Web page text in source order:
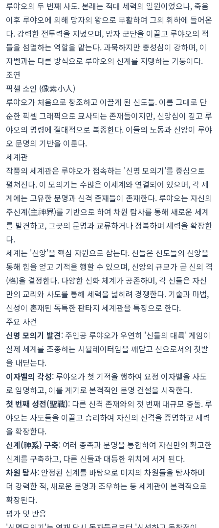
루야오의 두 번째 사도. 본래는 적대 세력의 일원이었으나, 죽음
이후 루야오에 의해 망자의 왕으로 부활하여 그의 휘하에 들어온
다. 강력한 전투력을 지녔으며, 망자 군단을 이끌고 루야오의 적
들을 섬멸하는 역할을 맡는다. 과묵하지만 충성심이 강하며, 이
자벨과는 다른 방식으로 루야오의 신계를 지탱하는 기둥이다.
조연
픽셀 소인 (像素小人)
루야오가 처음으로 창조하고 이끌게 된 신도들. 이름 그대로 단
순한 픽셀 그래픽으로 묘사되는 존재들이지만, 신앙심이 깊고 루
야오의 명령에 절대적으로 복종한다. 이들의 노동과 신앙이 루야
오 문명의 기반을 이룬다.
세계관
작품의 세계관은 루야오가 접속하는 '신명 모의기'를 중심으로
펼쳐진다. 이 모의기는 수많은 이세계와 연결되어 있으며, 각 세
계에는 고유한 문명과 신격 존재들이 존재한다. 루야오는 자신의
주신계(主神界)를 기반으로 하여 차원 탐사를 통해 새로운 세계
를 발견하고, 그곳의 문명과 교류하거나 정복하며 세력을 확장한
다.
세계는 '신앙'을 핵심 자원으로 삼는다. 신들은 신도들의 신앙을
통해 힘을 얻고 기적을 행할 수 있으며, 신앙의 규모가 곧 신의 격
(格)을 결정한다. 다양한 신화 체계가 공존하며, 각 신들은 자신
만의 교리와 사도를 통해 세력을 넓히려 경쟁한다. 기술과 마법,
신성이 혼재된 독특한 판타지 세계관을 특징으로 한다.
주요 사건
신명 모의기 발견: 주인공 루야오가 우연히 '신들의 대륙' 게임이
실제 세계를 조종하는 시뮬레이터임을 깨닫고 신으로서의 첫발
을 내딛는다.
이자벨의 각성: 루야오가 첫 기적을 행하여 요정 이자벨을 사도
로 임명하고, 이를 계기로 본격적인 문명 건설을 시작한다.
첫 번째 성전(聖戰): 다른 신격 존재와의 첫 번째 대규모 충돌. 루
야오는 사도들을 이끌고 승리하여 자신의 신격을 증명하고 세력
을 확장한다.
신계(神系) 구축: 여러 종족과 문명을 통합하여 자신만의 확고한
신계를 구축하고, 다른 신들과 대등한 위치에 서게 된다.
차원 탐사: 안정된 신계를 바탕으로 미지의 차원들을 탐사하며
더 강력한 적, 새로운 문명과 조우하는 등 세계관이 본격적으로
확장된다.
평가 및 반응